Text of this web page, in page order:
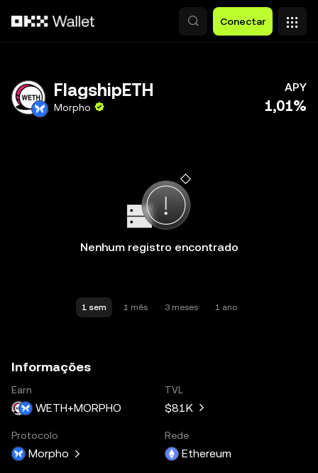
Conectar
FlagshipETH
Morpho
APY
1,01%
Nenhum registro encontrado
1 sem 1 mês 3 meses 1 ano
Informações
Earn
WETH+MORPHO
TVL
$81K
Protocolo
Morpho
Rede
Ethereum